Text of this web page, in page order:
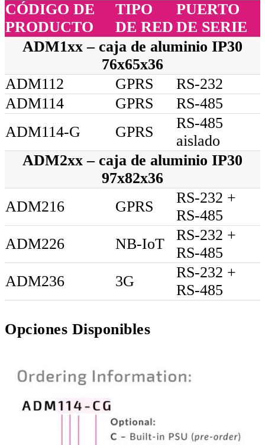
CÓDIGO DE
PRODUCTO
TIPO
DE RED
PUERTO
DE SERIE
ADM1xx – caja de aluminio IP30
76x65x36
ADM112
GPRS
RS-232
ADM114
GPRS
RS-485
ADM114-G
GPRS
RS-485
aislado
ADM2xx – caja de aluminio IP30
97x82x36
ADM216
GPRS
RS-232 +
RS-485
ADM226
NB-IoT
RS-232 +
RS-485
ADM236
3G
RS-232 +
RS-485
Opciones Disponibles